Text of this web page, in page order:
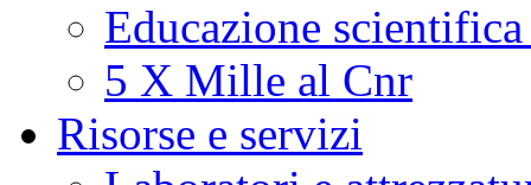
Educazione
5 X Mille al Cnr
Risorse e servizi